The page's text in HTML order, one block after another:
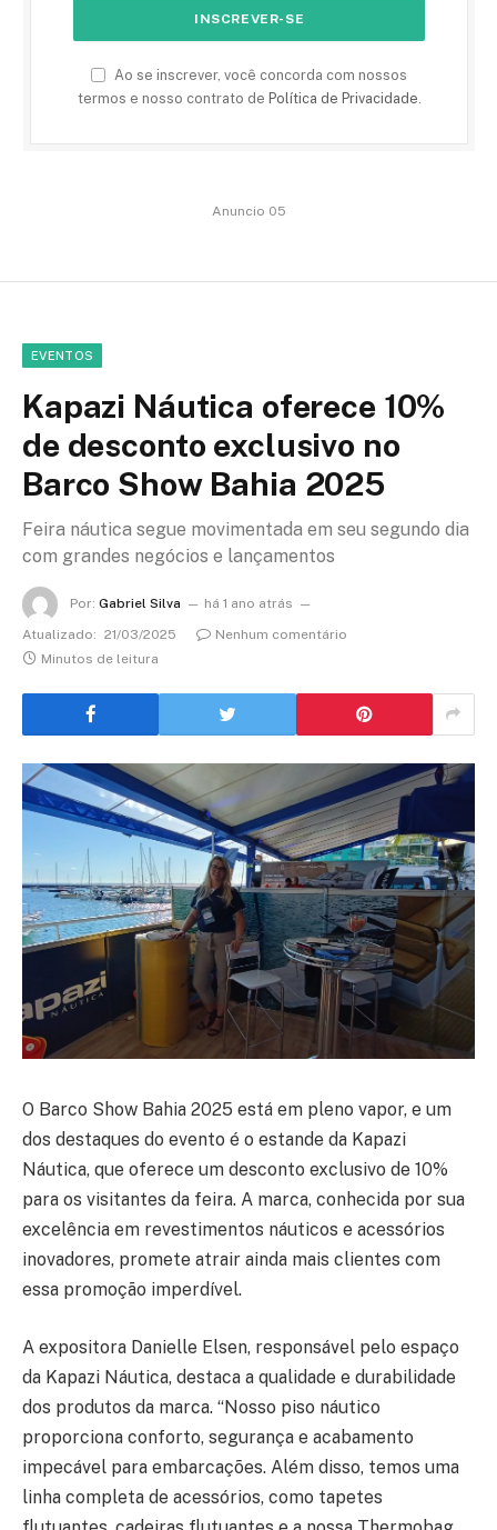
Ao se inscrever, você concorda com nossos
termos e nosso contrato de Política de Privacidade
Anuncio 05
EVENTOS
Kapazi Náutica oferece 10%
de desconto exclusivo no
Barco Show Bahia 2025
Feira náutica segue movimentada em seu segundo dia
com grandes negócios e lançamentos
Por: Gabriel Silva
há 1 ano atrás
Atualizado: 21/03/2025
Nenhum comentário
Minutos de leitura
O Barco Show Bahia 2025 está em pleno vapor, e um
dos destaques do evento é o estande da Kapazi
Náutica, que oferece um desconto exclusivo de 10%
para os visitantes da feira. A marca, conhecida por sua
excelência em revestimentos náuticos e acessórios
inovadores, promete atrair ainda mais clientes com
essa promoção imperdível.
A expositora Danielle Elsen, responsável pelo espaço
da Kapazi Náutica, destaca a qualidade e durabilidade
dos produtos da marca. “Nosso piso náutico
proporciona conforto, segurança e acabamento
impecável para embarcações. Além disso, temos uma
linha completa de acessórios, como tapetes